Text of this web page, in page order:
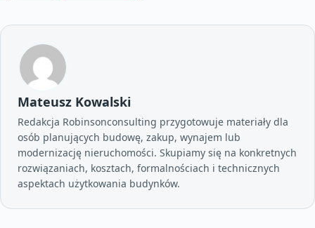
Mateusz Kowalski
Redakcja Robinsonconsulting przygotowuje materiały dla
osób planujących budowę, zakup, wynajem lub
modernizację nieruchomości. Skupiamy się na konkretnych
rozwiązaniach, kosztach, formalnościach i technicznych
aspektach użytkowania budynków.